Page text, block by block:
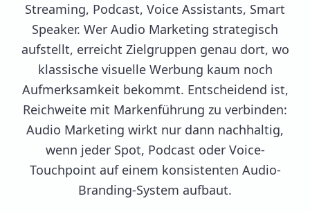
Streaming, Podcast, Voice Assistants, Smart
Speaker. Wer Audio Marketing strategisch
aufstellt, erreicht Zielgruppen genau dort, wo
klassische visuelle Werbung kaum noch
Aufmerksamkeit bekommt. Entscheidend ist,
Reichweite mit Markenführung zu verbinden:
Audio Marketing wirkt nur dann nachhaltig,
wenn jeder Spot, Podcast oder Voice-
Touchpoint auf einem konsistenten Audio-
Branding-System aufbaut.